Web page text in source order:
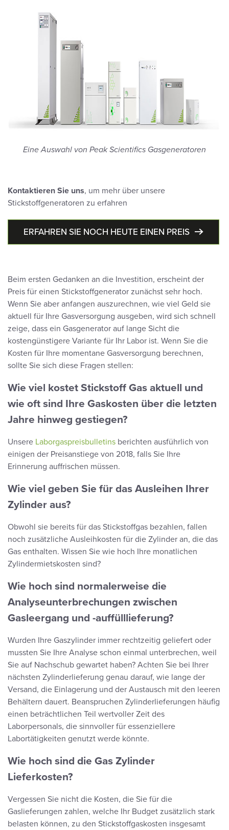
Eine Auswahl von Peak Scientifics Gasgeneratoren
Kontaktieren Sie uns, um mehr über unsere
Stickstoffgeneratoren zu erfahren
ERFAHREN SIE NOCH HEUTE EINEN PREIS
Beim ersten Gedanken an die Investition, erscheint der
Preis für einen Stickstoffgenerator zunächst sehr hoch.
Wenn Sie aber anfangen auszurechnen, wie viel Geld sie
aktuell für Ihre Gasversorgung ausgeben, wird sich schnell
zeige, dass ein Gasgenerator auf lange Sicht die
kostengünstigere Variante für Ihr Labor ist. Wenn Sie die
Kosten für Ihre momentane Gasversorgung berechnen,
sollte Sie sich diese Fragen stellen:
Wie viel kostet Stickstoff Gas aktuell und
wie oft sind Ihre Gaskosten über die letzten
Jahre hinweg gestiegen?
Unsere Laborgaspreisbulletins berichten ausführlich von
einigen der Preisanstiege von 2018, falls Sie Ihre
Erinnerung auffrischen müssen.
Wie viel geben Sie für das Ausleihen Ihrer
Zylinder aus?
Obwohl sie bereits für das Stickstoffgas bezahlen, fallen
noch zusätzliche Ausleihkosten für die Zylinder an, die das
Gas enthalten. Wissen Sie wie hoch Ihre monatlichen
Zylindermietskosten sind?
Wie hoch sind normalerweise die
Analyseunterbrechungen zwischen
Gasleergang und -auffülllieferung?
Wurden Ihre Gaszylinder immer rechtzeitig geliefert oder
mussten Sie Ihre Analyse schon einmal unterbrechen, weil
Sie auf Nachschub gewartet haben? Achten Sie bei Ihrer
nächsten Zylinderlieferung genau darauf, wie lange der
Versand, die Einlagerung und der Austausch mit den leeren
Behältern dauert. Beanspruchen Zylinderlieferungen häufig
einen beträchtlichen Teil wertvoller Zeit des
Laborpersonals, die sinnvoller für essenziellere
Labortätigkeiten genutzt werde könnte.
Wie hoch sind die Gas Zylinder
Lieferkosten?
Vergessen Sie nicht die Kosten, die Sie für die
Gaslieferungen zahlen, welche Ihr Budget zusätzlich stark
belasten können, zu den Stickstoffgaskosten insgesamt